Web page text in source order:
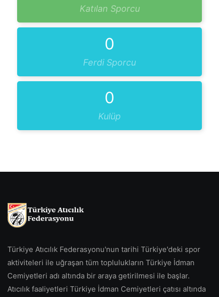
Katılan Sporcu
0
Ferdi Sporcu
0
Kulüp
Türkiye Atıcılık Federasyonu'nun tarihi Türkiye'deki spor
aktiviteleri ile uğraşan tüm toplulukların Türkiye İdman
Cemiyetleri adı altında bir araya getirilmesi ile başlar.
Atıcılık faaliyetleri Türkiye İdman Cemiyetleri çatısı altında